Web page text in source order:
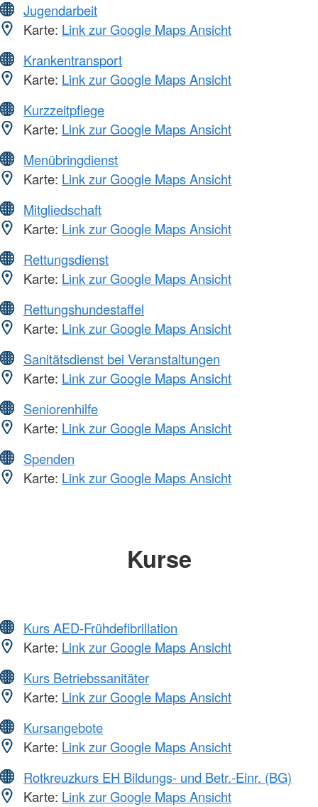
Jugendarbeit
Karte: Link zur Google Maps Ansicht
Krankentransport
Karte: Link zur Google Maps Ansicht
Kurzzeitpflege
Karte: Link zur Google Maps Ansicht
Menübringdienst
Karte: Link zur Google Maps Ansicht
Mitgliedschaft
Karte: Link zur Google Maps Ansicht
Rettungsdienst
Karte: Link zur Google Maps Ansicht
Rettungshundestaffel
Karte: Link zur Google Maps Ansicht
Sanitätsdienst bei Veranstaltungen
Karte: Link zur Google Maps Ansicht
Seniorenhilfe
Karte: Link zur Google Maps Ansicht
Spenden
Karte: Link zur Google Maps Ansicht
Kurse
Kurs AED-Frühdefibrillation
Karte: Link zur Google Maps Ansicht
Kurs Betriebssanitäter
Karte: Link zur Google Maps Ansicht
Kursangebote
Karte: Link zur Google Maps Ansicht
Rotkreuzkurs EH Bildungs- und Betr.-Einr. (BG)
Karte: Link zur Google Maps Ansicht